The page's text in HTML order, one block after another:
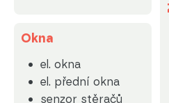
Okna
el. okna
el. přední okna
senzor stěračů